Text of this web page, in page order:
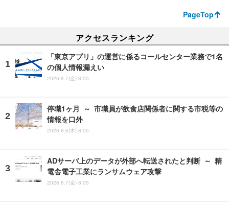
PageTop
アクセスランキング
「東京アプリ」の運営に係るコールセンター業務で1名
の個人情報漏えい
2026.8.7(金) 8:05
停職1ヶ月 ～ 市職員が飲食店関係者に関する市税等の
情報を口外
2026.8.6(木) 8:05
ADサーバ上のデータが外部へ転送されたと判断 ～ 精
電舎電子工業にランサムウェア攻撃
2026.8.7(金) 8:05